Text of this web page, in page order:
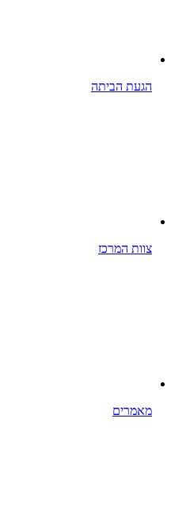
הגעת הביתה
צוות המרכז
מאמרים